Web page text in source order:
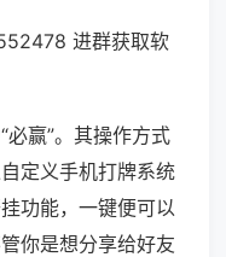
进群获取软
赢”。其操作方式
定义手机打牌系统
功能，一键便可以
你是想分享给好友